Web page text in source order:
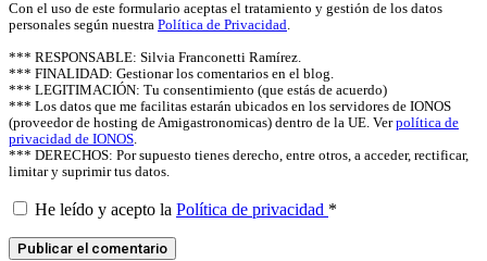
Con el uso de este formulario aceptas el tratamiento y gestión de los datos
personales según nuestra Política de Privacidad.
*** RESPONSABLE: Silvia Franconetti Ramírez.
*** FINALIDAD: Gestionar los comentarios en el blog.
*** LEGITIMACIÓN: Tu consentimiento (que estás de acuerdo)
*** Los datos que me facilitas estarán ubicados en los servidores de IONOS
(proveedor de hosting de Amigastronomicas) dentro de la UE. Verpolítica de
privacidad de IONOS.
*** DERECHOS: Por supuesto tienes derecho, entre otros, a acceder, rectificar,
limitar y suprimir tus datos.
He leído y acepto la Política de privacidad *